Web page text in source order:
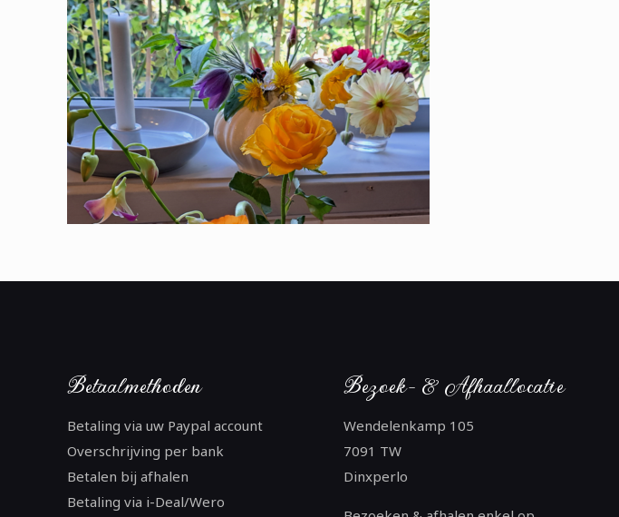
Betaalmethoden
Betaling via uw Paypal account
Overschrijving per bank
Betalen bij afhalen
Betaling via i-Deal/Wero
Bezoek- & Afhaallocatie
Wendelenkamp 105
7091 TW
Dinxperlo